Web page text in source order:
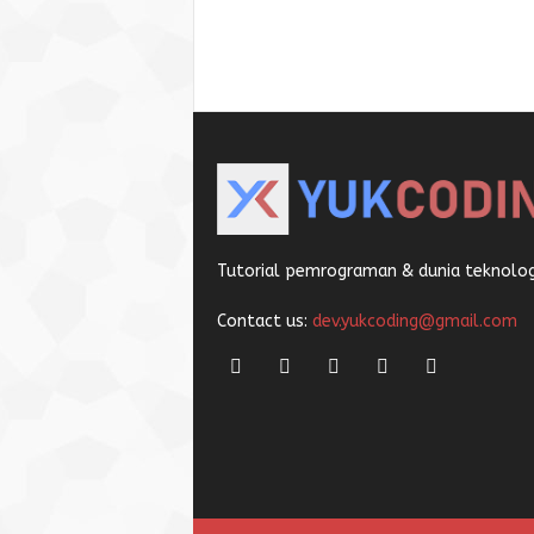
Tutorial pemrograman & dunia
Contact us: dev.yukcoding@gmail.com